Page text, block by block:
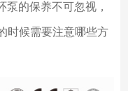
的保养不可忽视，
时候需要注意哪些方